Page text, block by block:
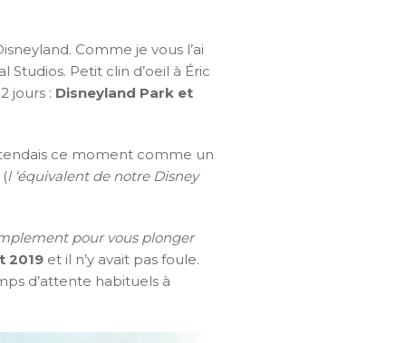
Comme je vous l’ai
Petit clin d’oeil à Éric
jours : Disneyland Park et
ce moment comme un
(l ‘équivalent de notre Disney
pour vous plonger
2019 et il n’y avait pas foule.
d’attente habituels à